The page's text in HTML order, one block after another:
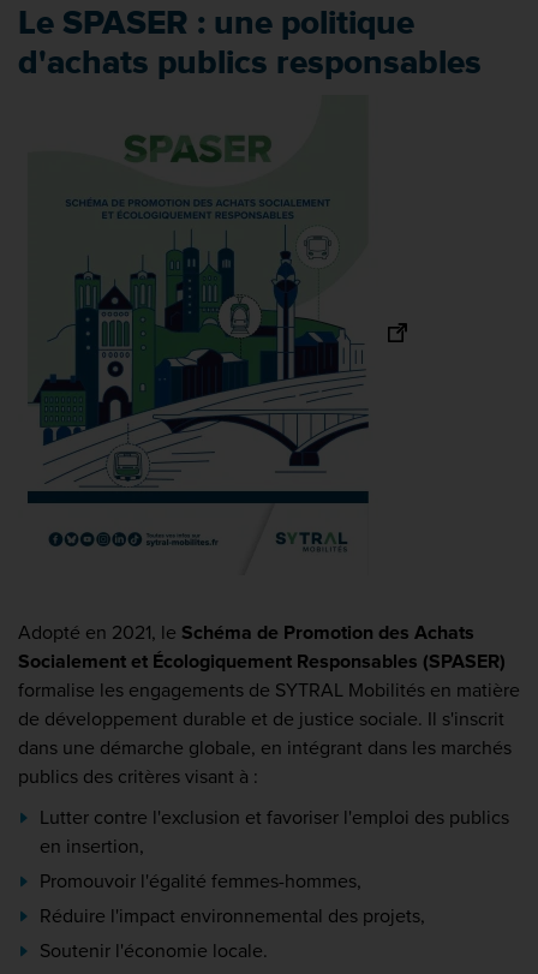
Le SPASER : une politique
d'achats publics responsables
Adopté en 2021, le Schéma de Promotion des Achats
Socialement et Écologiquement Responsables (SPASER)
formalise les engagements de SYTRAL Mobilités en matière
de développement durable et de justice sociale. Il s'inscrit
dans une démarche globale, en intégrant dans les marchés
publics des critères visant à :
Lutter contre l'exclusion et favoriser l'emploi des publics
en insertion,
Promouvoir l'égalité femmes-hommes,
Réduire l'impact environnemental des projets,
Soutenir l'économie locale.